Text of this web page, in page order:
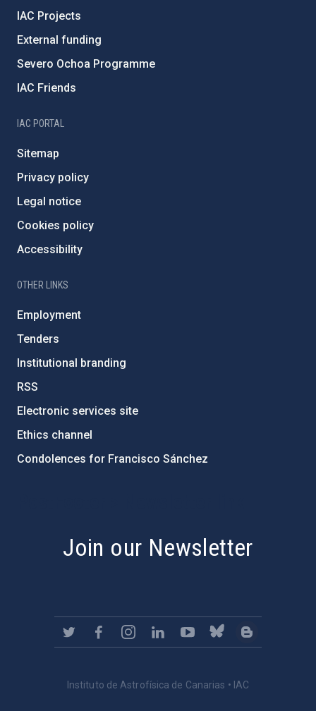
IAC Projects
External funding
Severo Ochoa Programme
IAC Friends
IAC PORTAL
Sitemap
Privacy policy
Legal notice
Cookies policy
Accessibility
OTHER LINKS
Employment
Tenders
Institutional branding
RSS
Electronic services site
Ethics channel
Condolences for Francisco Sánchez
Join our Newsletter
Instituto de Astrofísica de Canarias • IAC